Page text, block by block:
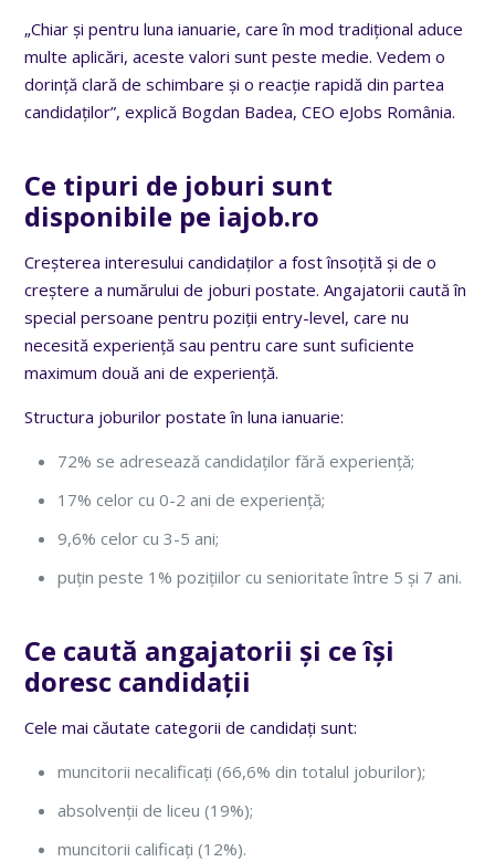
„Chiar și pentru luna ianuarie, care în mod tradițional aduce
multe aplicări, aceste valori sunt peste medie. Vedem o
dorință clară de schimbare și o reacție rapidă din partea
candidaților”, explică Bogdan Badea, CEO eJobs România.
Ce tipuri de joburi sunt
disponibile pe iajob.ro
Creșterea interesului candidaților a fost însoțită și de o
creștere a numărului de joburi postate. Angajatorii caută în
special persoane pentru poziții entry-level, care nu
necesită experiență sau pentru care sunt suficiente
maximum două ani de experiență.
Structura joburilor postate în luna ianuarie:
72% se adresează candidaților fără experiență;
17% celor cu 0-2 ani de experiență;
9,6% celor cu 3-5 ani;
puțin peste 1% pozițiilor cu senioritate între 5 și 7 ani.
Ce caută angajatorii și ce își
doresc candidații
Cele mai căutate categorii de candidați sunt:
muncitorii necalificați (66,6% din totalul joburilor);
absolvenții de liceu (19%);
muncitorii calificați (12%).